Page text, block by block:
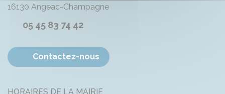
16130 Angeac-Champagne
05 45 83 74 42
Contactez-nous
HORAIRES DE LA MAIRIE